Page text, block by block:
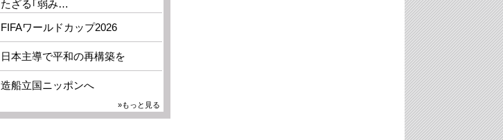
たざる｢弱み…
FIFAワールドカップ2026
日本主導で平和の再構築を
造船立国ニッポンへ
»もっと見る